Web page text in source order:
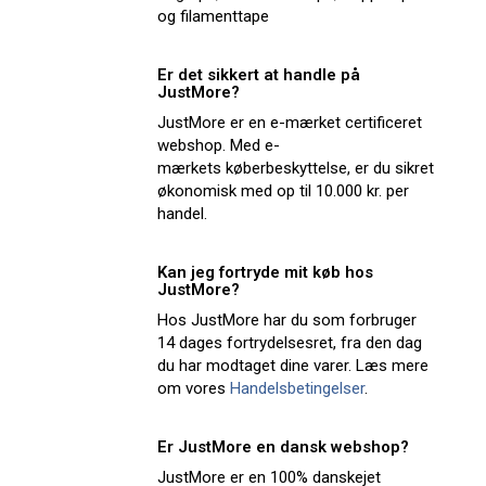
og filamenttape
Er det sikkert at handle på
JustMore?
JustMore er en e-mærket certificeret
webshop. Med e-
mærkets køberbeskyttelse, er du sikret
økonomisk med op til 10.000 kr. per
handel.
Kan jeg fortryde mit køb hos
JustMore?
Hos JustMore har du som forbruger
14 dages fortrydelsesret, fra den dag
du har modtaget dine varer. Læs mere
om vores Handelsbetingelser.
Er JustMore en dansk webshop?
JustMore er en 100% danskejet